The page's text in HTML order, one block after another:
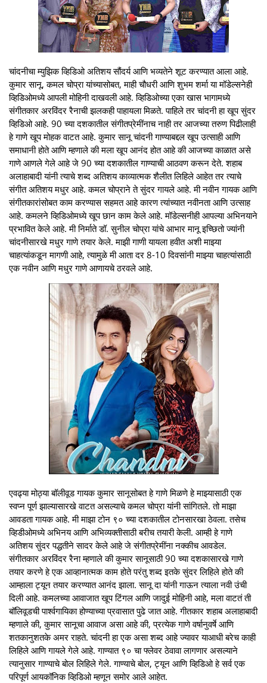
चांदनीचा म्युझिक व्हिडिओ अतिशय सौंदर्य आणि भव्यतेने शूट करण्यात आला आहे.
कुमार सानू, कमल चोप्रा यांच्यासोबत, माही चौधरी आणि शुभम शर्मा या मॉडेल्सनेही
व्हिडिओमध्ये आपली मोहिनी दाखवली आहे. व्हिडिओच्या एका खास भागामध्ये
संगीतकार अरविंदर रैनाची झलकही पाहायला मिळते. पाहिले तर चांदनी हा खूप सुंदर
व्हिडिओ आहे. 90 च्या दशकातील संगीतप्रेमींनाच नाही तर आजच्या तरुण पिढीलाही
हे गाणे खूप मोहक वाटत आहे. कुमार सानू चांदनी गाण्याबद्दल खूप उत्साही आणि
समाधानी होते आणि म्हणाले की मला खूप आनंद होत आहे की आजच्या काळात असे
गाणे आणले गेले आहे जे 90 च्या दशकातील गाण्याची आठवण करून देते. शहाब
अलाहाबादी यांनी त्याचे शब्द अतिशय काव्यात्मक शैलीत लिहिले आहेत तर त्याचे
संगीत अतिशय मधुर आहे. कमल चोप्राने ते सुंदर गायले आहे. मी नवीन गायक आणि
संगीतकारांसोबत काम करण्यास सहमत आहे कारण त्यांच्यात नवीनता आणि उत्साह
आहे. कमलने व्हिडिओमध्ये खूप छान काम केले आहे. मॉडेल्सनीही आपल्या अभिनयाने
प्रभावित केले आहे. मी निर्माते डॉ. सुनील चोप्रा यांचे आभार मानू इच्छितो ज्यांनी
चांदनीसारखे मधुर गाणे तयार केले. माझी गाणी यायला हवीत अशी माझ्या
चाहत्यांकडून मागणी आहे, त्यामुळे मी आता दर 8-10 दिवसांनी माझ्या चाहत्यांसाठी
एक नवीन आणि मधुर गाणे आणायचे ठरवले आहे.
एवढ्या मोठ्या बॉलीवूड गायक कुमार सानूसोबत हे गाणे मिळणे हे माझ्यासाठी एक
स्वप्न पूर्ण झाल्यासारखे वाटत असल्याचे कमल चोप्रा यांनी सांगितले. तो माझा
आवडता गायक आहे. मी माझा टोन ९० च्या दशकातील टोनसारखा ठेवला. तसेच
व्हिडीओमध्ये अभिनय आणि अभिव्यक्तीसाठी बरीच तयारी केली. आम्ही हे गाणे
अतिशय सुंदर पद्धतीने सादर केले आहे जे संगीतप्रेमींना नक्कीच आवडेल.
संगीतकार अरविंदर रैना म्हणाले की कुमार सानूसाठी 90 च्या दशकासारखे गाणे
तयार करणे हे एक आव्हानात्मक काम होते परंतु शब्द इतके सुंदर लिहिले होते की
आम्हाला ट्यून तयार करण्यात आनंद झाला. सानू दा यांनी गाऊन त्याला नवी उंची
दिली आहे. कमलच्या आवाजात खूप टिंगल आणि जादुई मोहिनी आहे, मला वाटतं ती
बॉलिवूडची पार्श्वगायिका होण्याच्या प्रवासात पुढे जात आहे. गीतकार शहाब अलाहाबादी
म्हणाले की, कुमार सानूचा आवाज असा आहे की, प्रत्येक गाणे वर्षानुवर्षे आणि
शतकानुशतके अमर राहते. चांदनी हा एक असा शब्द आहे ज्यावर याआधी बरेच काही
लिहिले आणि गायले गेले आहे. गाण्यात ९० चा फ्लेवर ठेवावा लागणार असल्याने
त्यानुसार गाण्याचे बोल लिहिले गेले. गाण्याचे बोल, ट्यून आणि व्हिडिओ हे सर्व एक
परिपूर्ण आयकॉनिक व्हिडिओ म्हणून समोर आले आहेत.